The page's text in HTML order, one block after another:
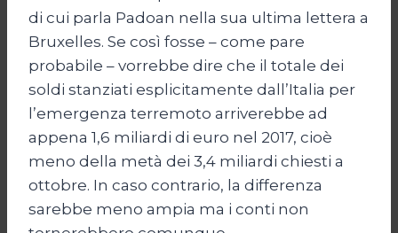
di cui parla Padoan nella sua ultima lettera a
Bruxelles. Se così fosse – come pare
probabile – vorrebbe dire che il totale dei
soldi stanziati esplicitamente dall’Italia per
l’emergenza terremoto arriverebbe ad
appena 1,6 miliardi di euro nel 2017, cioè
meno della metà dei 3,4 miliardi chiesti a
ottobre. In caso contrario, la differenza
sarebbe meno ampia ma i conti non